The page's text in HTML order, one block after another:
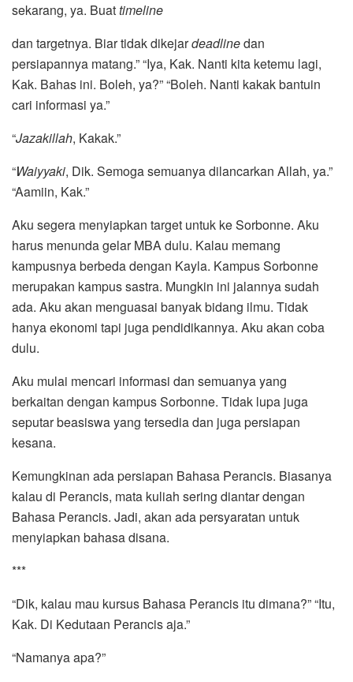
sekarang, ya. Buattimeline
dan targetnya. Biar tidak dikejardeadlinedan
persiapannya matang.” “Iya, Kak. Nanti kita ketemu lagi,
Kak. Bahas ini. Boleh, ya?” “Boleh. Nanti kakak bantuin
cari informasi ya.”
“Jazakillah, Kakak.”
“Waiyyaki, Dik. Semoga semuanya dilancarkan Allah, ya.”
“Aamiin, Kak.”
Aku segera menyiapkan target untuk ke Sorbonne. Aku
harus menunda gelar MBA dulu. Kalau memang
kampusnya berbeda dengan Kayla. Kampus Sorbonne
merupakan kampus sastra. Mungkin ini jalannya sudah
ada. Aku akan menguasai banyak bidang ilmu. Tidak
hanya ekonomi tapi juga pendidikannya. Aku akan coba
dulu.
Aku mulai mencari informasi dan semuanya yang
berkaitan dengan kampus Sorbonne. Tidak lupa juga
seputar beasiswa yang tersedia dan juga persiapan
kesana.
Kemungkinan ada persiapan Bahasa Perancis. Biasanya
kalau di Perancis, mata kuliah sering diantar dengan
Bahasa Perancis. Jadi, akan ada persyaratan untuk
menyiapkan bahasa disana.
***
“Dik, kalau mau kursus Bahasa Perancis itu dimana?” “Itu,
Kak. Di Kedutaan Perancis aja.”
“Namanya apa?”